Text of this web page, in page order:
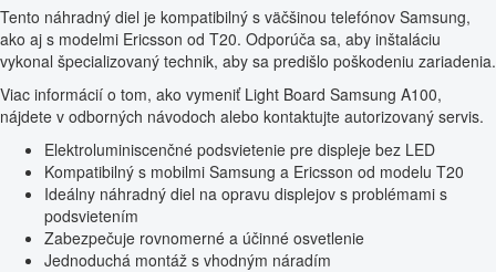
Tento náhradný diel je kompatibilný s väčšinou telefónov Samsung,
ako aj s modelmi Ericsson od T20. Odporúča sa, aby inštaláciu
vykonal špecializovaný technik, aby sa predišlo poškodeniu zariadenia.
Viac informácií o tom, ako vymeniť Light Board Samsung A100,
nájdete v odborných návodoch alebo kontaktujte autorizovaný servis.
Elektroluminiscenčné podsvietenie pre displeje bez LED
Kompatibilný s mobilmi Samsung a Ericsson od modelu T20
Ideálny náhradný diel na opravu displejov s problémami s
podsvietením
Zabezpečuje rovnomerné a účinné osvetlenie
Jednoduchá montáž s vhodným náradím